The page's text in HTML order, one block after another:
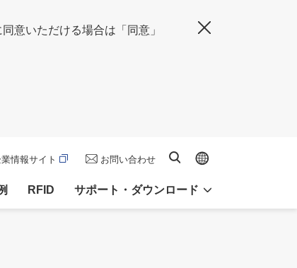
意いただける場合は「同意」
RFID サポート・ダウンロード
情報サイト お問い合わせ サイト内検索